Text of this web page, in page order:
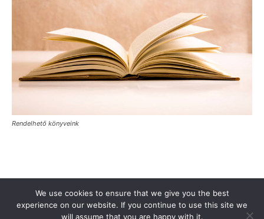
Rendelhető könyveink
Támogasd a Türkinfót! Kiadványaink
Médiaajánlat
Impresszum
Adatkezelési Tájékoztató ÁSZF
Alapítvány
We use cookies to ensure that we give you the best
experience on our website. If you continue to use this site we
will assume that you are happy with it.